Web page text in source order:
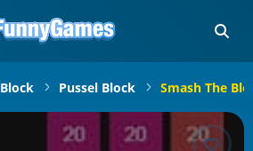
Block Pussel Block Smash The